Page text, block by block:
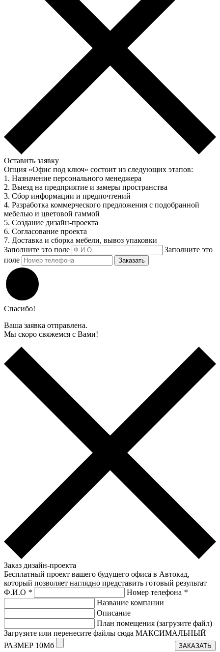
Оставить заявку
Опция «Офис под ключ» состоит из следующих этапов:
1. Назначение персонального менеджера
2. Выезд на предприятие и замеры пространства
3. Сбор информации и предпочтений
4. Разработка коммерческого предложения с подобранной
мебелью и цветовой гаммой
5. Создание дизайн-проекта
6. Согласование проекта
7. Доставка и сборка мебели, вывоз упаковки
Заполните это поле
Заполните это
поле
Заказать
Спасибо!
Ваша заявка отправлена.
Мы скоро свяжемся с Вами!
Заказ дизайн-проекта
Бесплатный проект вашего будущего офиса в Автокад,
который позволяет наглядно представить готовый результат
Ф.И.О * Номер телефона *
Название компании
Описание
План помещения (загрузите файл)
Загрузите или перенесите файлы сюда МАКСИМАЛЬНЫЙ
РАЗМЕР 10Мб
ЗАКАЗАТЬ